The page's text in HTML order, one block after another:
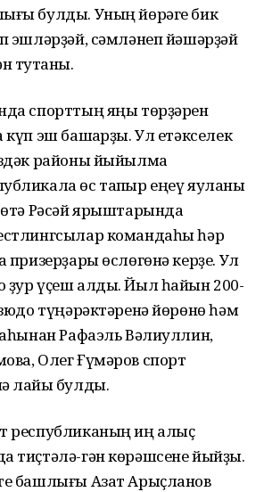
булды. Уның йөрәге бик
эшләрҙәй, сәмләнеп йәшәрҙәй
туҡтаны.
спорттың яңы төрҙәрен
эш башҡарҙы. Ул етәкселек
районы йыйылма
өс тапҡыр еңеү яуланы
Рәсәй ярыштарында
командаһы һәр
призерҙары өслөгөнә керҙе. Ул
ҙур үҫеш алды. Йыл һайын 200-
түңәрәктәренә йөрөнө һәм
Рафаэль Вәлиуллин,
Олег Ғүмәров спорт
лайыҡ булды.
республиканың иң алыҫ
тиҫтәлә-гән көрәшсене йыйҙы.
башлығы Азат Арыҫланов